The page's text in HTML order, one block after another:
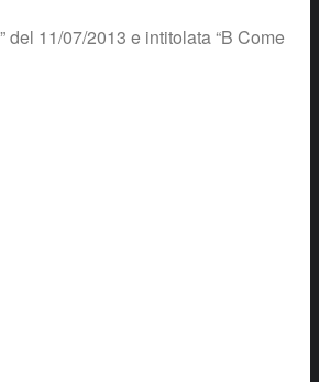
del 11/07/2013 e intitolata “B Come